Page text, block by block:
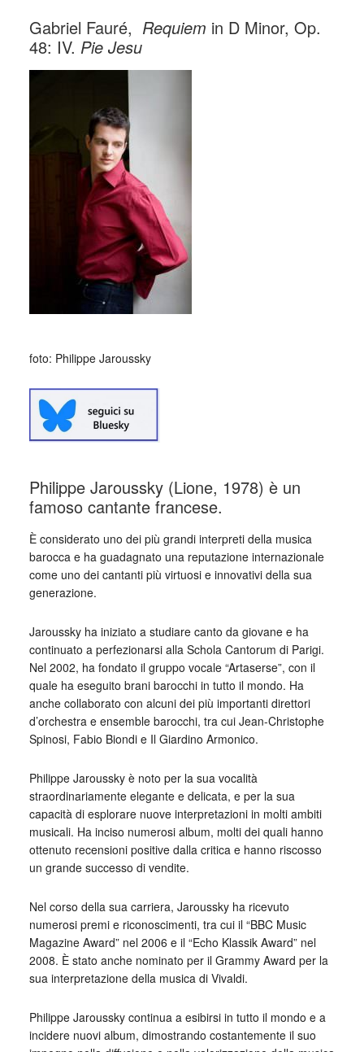
Gabriel Fauré, Requiem in D Minor, Op.
48: IV. Pie Jesu
foto: Philippe Jaroussky
Philippe Jaroussky (Lione, 1978) è un
famoso cantante francese.
È considerato uno dei più grandi interpreti della musica
barocca e ha guadagnato una reputazione internazionale
come uno dei cantanti più virtuosi e innovativi della sua
generazione.
Jaroussky ha iniziato a studiare canto da giovane e ha
continuato a perfezionarsi alla Schola Cantorum di Parigi.
Nel 2002, ha fondato il gruppo vocale “Artaserse”, con il
quale ha eseguito brani barocchi in tutto il mondo. Ha
anche collaborato con alcuni dei più importanti direttori
d’orchestra e ensemble barocchi, tra cui Jean-Christophe
Spinosi, Fabio Biondi e Il Giardino Armonico.
Philippe Jaroussky è noto per la sua vocalità
straordinariamente elegante e delicata, e per la sua
capacità di esplorare nuove interpretazioni in molti ambiti
musicali. Ha inciso numerosi album, molti dei quali hanno
ottenuto recensioni positive dalla critica e hanno riscosso
un grande successo di vendite.
Nel corso della sua carriera, Jaroussky ha ricevuto
numerosi premi e riconoscimenti, tra cui il “BBC Music
Magazine Award” nel 2006 e il “Echo Klassik Award” nel
2008. È stato anche nominato per il Grammy Award per la
sua interpretazione della musica di Vivaldi.
Philippe Jaroussky continua a esibirsi in tutto il mondo e a
incidere nuovi album, dimostrando costantemente il suo